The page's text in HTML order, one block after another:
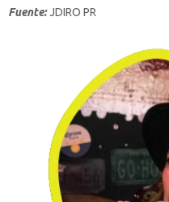
Fuente:JDIRO PR